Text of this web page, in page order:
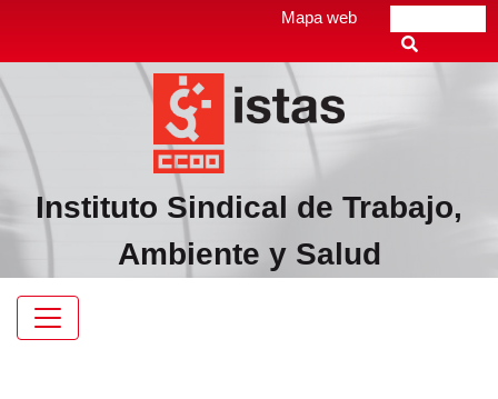
contenido
principal
Mapa web
Instituto Sindical de Trabajo,
Ambiente y Salud
Navegación